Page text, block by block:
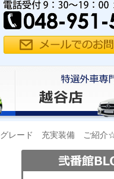
レード 充実装備 ご紹介